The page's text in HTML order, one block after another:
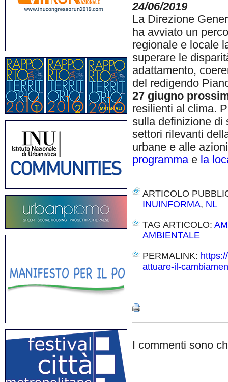
24/06/2019
La Direzione
ha avviato un
regionale e locale
superare le
adattamento,
del redigendo
27 giugno
resilienti al clima.
sulla definizione di
settori rilevanti
urbane e alle
programmae la
ARTICOLO
INUINFORMA, NL
TAG ARTICOLO:
AMBIENTALE
PERMALINK:
attuare-il-
I commenti sono